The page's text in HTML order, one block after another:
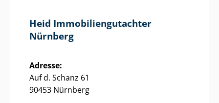
Heid Im­mo­bi­li­en­gut­ach­ter
Nürnberg
Adresse:
Auf d. Schanz 61
90453 Nürnberg